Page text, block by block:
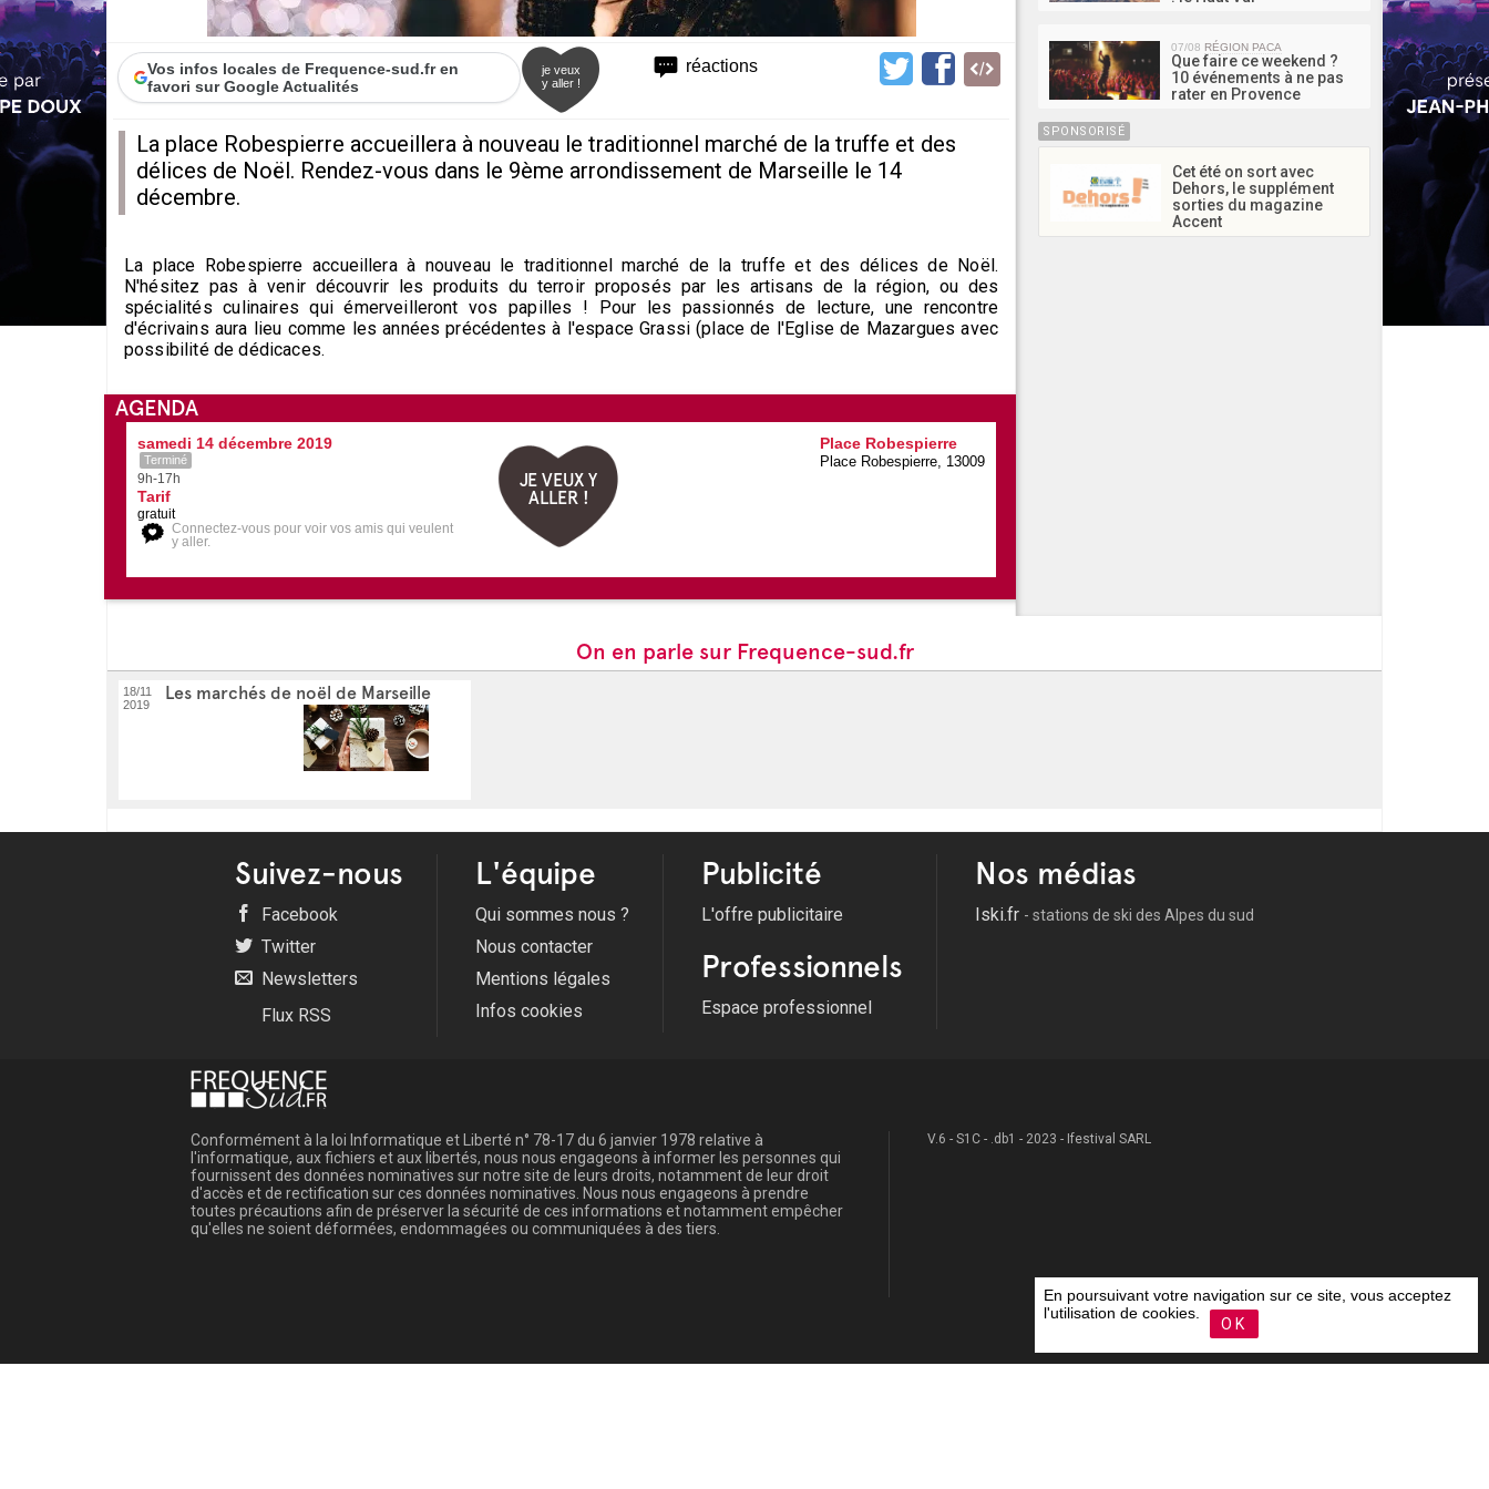
réactions
Vos infos locales de Frequence-sud.fr en
favori sur Google Actualités
je veux
y aller !
La place Robespierre accueillera à nouveau le traditionnel marché de la truffe et des
délices de Noël. Rendez-vous dans le 9ème arrondissement de Marseille le 14
décembre.
La place Robespierre accueillera à nouveau le traditionnel marché de la truffe et des délices de Noël.
N'hésitez pas à venir découvrir les produits du terroir proposés par les artisans de la région, ou des
spécialités culinaires qui émerveilleront vos papilles ! Pour les passionnés de lecture, une rencontre
d'écrivains aura lieu comme les années précédentes à l'espace Grassi (place de l'Eglise de Mazargues avec
possibilité de dédicaces.
AGENDA
samedi 14 décembre 2019
Terminé
9h-17h
Tarif
gratuit
Connectez-vous pour voir vos amis qui veulent
y aller.
JE VEUX Y
ALLER !
Place Robespierre
Place Robespierre, 13009
07/08 RÉGION PACA
Que faire ce weekend ?
10 événements à ne pas
rater en Provence
SPONSORISÉ
Cet été on sort avec
Dehors, le supplément
sorties du magazine
Accent
On en parle sur Frequence-sud.fr
18/11
2019
Les marchés de noël de Marseille
Suivez-nous
Facebook
Twitter
Newsletters
Flux RSS
L'équipe
Qui sommes nous ?
Nous contacter
Mentions légales
Infos cookies
Publicité
L'offre publicitaire
Professionnels
Espace professionnel
Nos médias
Iski.fr - stations de ski des Alpes du sud
Conformément à la loi Informatique et Liberté n° 78-17 du 6 janvier 1978 relative à
l'informatique, aux fichiers et aux libertés, nous nous engageons à informer les personnes qui
fournissent des données nominatives sur notre site de leurs droits, notamment de leur droit
d'accès et de rectification sur ces données nominatives. Nous nous engageons à prendre
toutes précautions afin de préserver la sécurité de ces informations et notamment empêcher
qu'elles ne soient déformées, endommagées ou communiquées à des tiers.
V.6 - S1C - .db1 - 2023 - Ifestival SARL
En poursuivant votre navigation sur ce site, vous acceptez
l'utilisation de cookies.
OK